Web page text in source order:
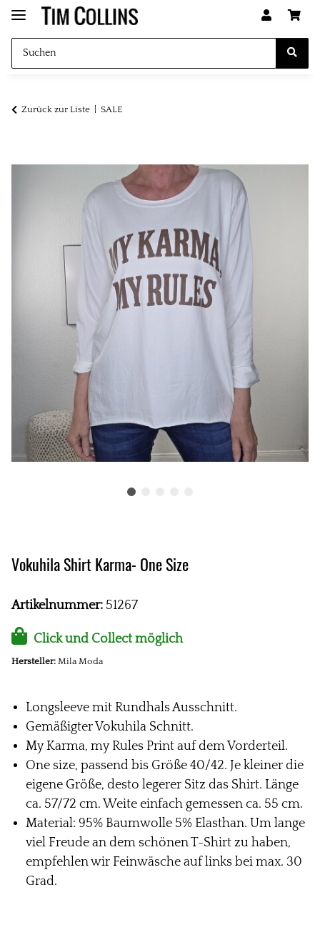
Zurück zur Liste SALE
Vokuhila Shirt Karma- One Size
Artikelnummer: 51267
Click und Collect möglich
Hersteller: Mila Moda
Longsleeve mit Rundhals Ausschnitt.
Gemäßigter Vokuhila Schnitt.
My Karma, my Rules Print auf dem Vorderteil.
One size, passend bis Größe 40/42. Je kleiner die
eigene Größe, desto legerer Sitz das Shirt. Länge
ca. 57/72 cm. Weite einfach gemessen ca. 55 cm.
Material: 95% Baumwolle 5% Elasthan. Um lange
viel Freude an dem schönen T-Shirt zu haben,
empfehlen wir Feinwäsche auf links bei max. 30
Grad.